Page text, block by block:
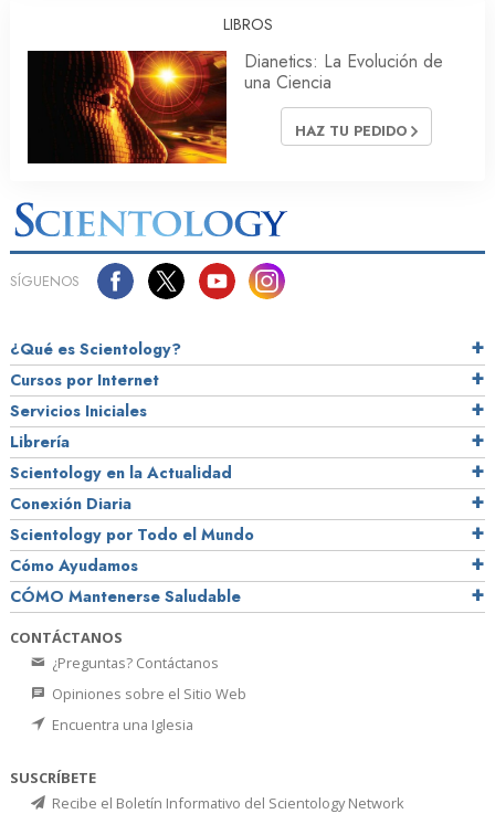
LIBROS
Dianetics: La Evolución de
una Ciencia
HAZ TU PEDIDO
SÍGUENOS
¿Qué es Scientology?
Cursos por Internet
Servicios Iniciales
Librería
Scientology en la Actualidad
Conexión Diaria
Scientology por Todo el Mundo
Cómo Ayudamos
CÓMO Mantenerse Saludable
CONTÁCTANOS
¿Preguntas? Contáctanos
Opiniones sobre el Sitio Web
Encuentra una Iglesia
SUSCRÍBETE
Recibe el Boletín Informativo del Scientology Network